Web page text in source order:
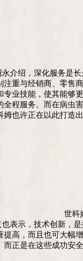
介绍，深化服务是
重与经销商、零售
业技能，使其能够
程服务。而在病虫
也许正在以此打造
世科
表示，技术创新，
高，而且也可大幅
正是在这些成功安